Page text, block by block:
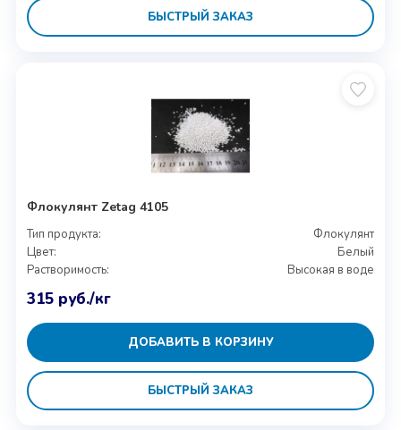
БЫСТРЫЙ ЗАКАЗ
Флокулянт Zetag 4105
Тип продукта:
Флокулянт
Цвет:
Белый
Растворимость:
Высокая в воде
315 руб./кг
ДОБАВИТЬ В КОРЗИНУ
БЫСТРЫЙ ЗАКАЗ